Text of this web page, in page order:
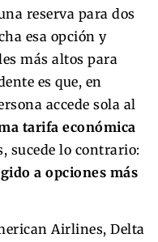
reserva para dos
esa opción y
más altos para
es que, en
accede sola al
tarifa económica
sucede lo contrario:
a opciones más
Airlines, Delta